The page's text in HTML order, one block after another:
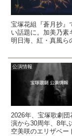
宝塚花組『蒼月抄』
い話題に。加美乃素
明日海、紅・真風ら
公演情報
2026年、宝塚歌劇
演から30周年、8年
空美咲のエリザベー